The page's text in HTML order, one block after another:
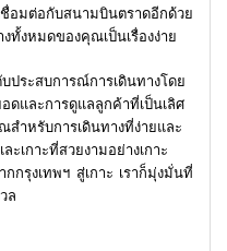
ชื่อมต่อกับสนามบินตราดอีกด้วย
ทั้งหมดของคุณเป็นเรื่องง่าย
ประสบการณ์การเดินทางโดย
อดและการดูแลลูกค้าที่เป็นเลิศ
สำหรับการเดินทางที่ง่ายและ
เกาะที่สวยงามอย่างเกาะ
กกรุงเทพฯ สู่เกาะ เราก็มุ่งมั่นที่
ล